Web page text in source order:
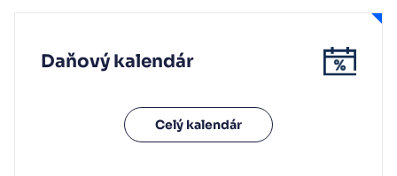
Daňový kalendár
Celý kalendár